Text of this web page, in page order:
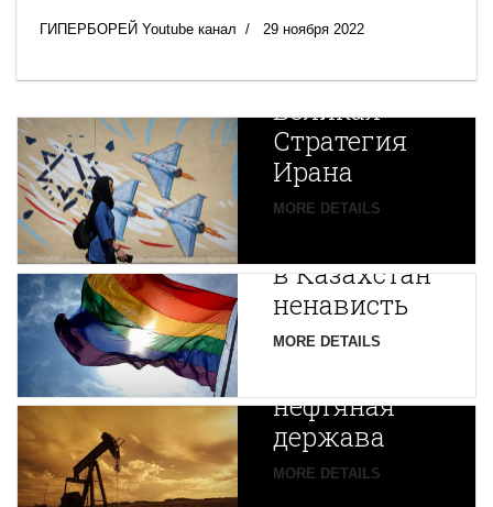
ГИПЕРБОРЕЙ Youtube канал 29 ноября 2022
Новая
Великая
Стратегия
Ирана
MORE DETAILS
Путин
в Казахстан
ненависть
MORE DETAILS
Центральной
Азии
зарождается
нефтяная
держава
MORE DETAILS